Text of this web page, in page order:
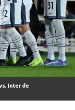
Inter de